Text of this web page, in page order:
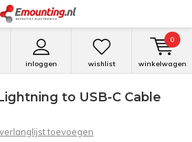
inloggen wishlist winkelwagen
0
to USB-C Cable
toevoegen